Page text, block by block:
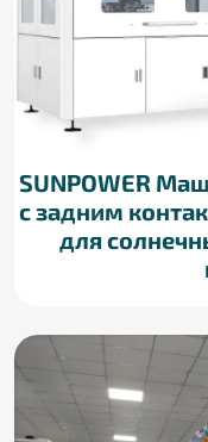
SUNPOWER
с задним
для